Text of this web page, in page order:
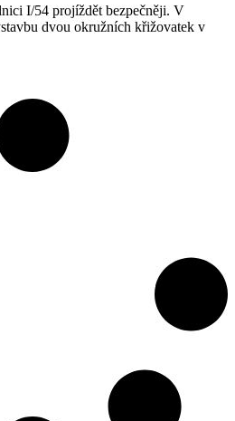
I/54 projíždět bezpečněji. V
dvou okružních křižovatek v